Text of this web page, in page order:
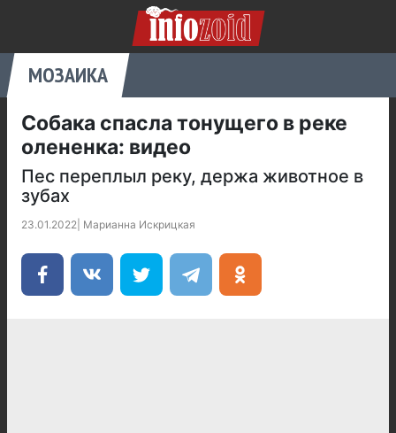
МОЗАИКА
Собака спасла тонущего в реке
олененка: видео
Пес переплыл реку, держа животное в
зубах
23.01.2022 Марианна Искрицкая